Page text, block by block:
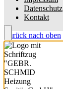
Datenschutz
Kontakt
Zurück nach oben